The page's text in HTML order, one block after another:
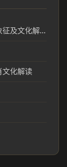
背本趋末是什么生肖_背本趋末中的生肖象征及文化解读
文化解读